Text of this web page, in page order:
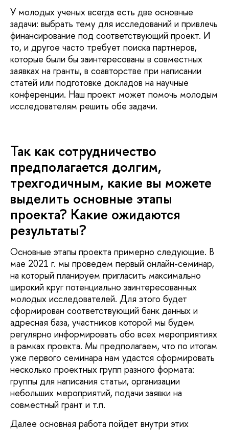
У молодых ученых всегда есть две основные
задачи: выбрать тему для исследований и привлечь
финансирование под соответствующий проект. И
то, и другое часто требует поиска партнеров,
которые были бы заинтересованы в совместных
заявках на гранты, в соавторстве при написании
статей или подготовке докладов на научные
конференции. Наш проект может помочь молодым
исследователям решить обе задачи.
Так как сотрудничество
предполагается долгим,
трехгодичным, какие вы можете
выделить основные этапы
проекта? Какие ожидаются
результаты?
Основные этапы проекта примерно следующие. В
мае 2021 г. мы проведем первый онлайн-семинар,
на который планируем пригласить максимально
широкий круг потенциально заинтересованных
молодых исследователей. Для этого будет
сформирован соответствующий банк данных и
адресная база, участников которой мы будем
регулярно информировать обо всех мероприятиях
в рамках проекта. Мы предполагаем, что по итогам
уже первого семинара нам удастся сформировать
несколько проектных групп разного формата:
группы для написания статьи, организации
небольших мероприятий, подачи заявки на
совместный грант и т.п.
Далее основная работа пойдет внутри этих